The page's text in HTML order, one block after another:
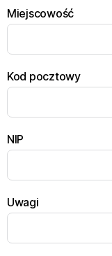
Miejscowość
Kod pocztowy
NIP
Uwagi